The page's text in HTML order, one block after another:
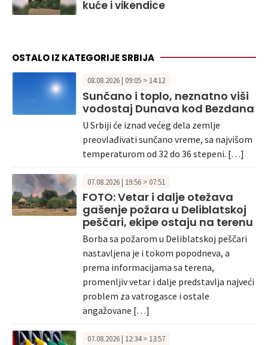
kuće i vikendice
OSTALO IZ KATEGORIJE SRBIJA
08.08.2026 | 09:05 > 14:12
Sunčano i toplo, neznatno viši
vodostaj Dunava kod Bezdana
U Srbiji će iznad većeg dela zemlje
preovlađivati sunčano vreme, sa najvišom
temperaturom od 32 do 36 stepeni. […]
07.08.2026 | 19:56 > 07:51
FOTO: Vetar i dalje otežava
gašenje požara u Deliblatskoj
peščari, ekipe ostaju na terenu
Borba sa požarom u Deliblatskoj peščari
nastavljena je i tokom popodneva, a
prema informacijama sa terena,
promenljiv vetar i dalje predstavlja najveći
problem za vatrogasce i ostale
angažovane […]
07.08.2026 | 12:34 > 13:57